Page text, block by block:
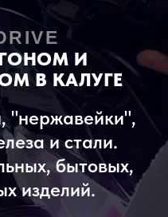
И
В КАЛУГЕ
"нержавейки",
и стали.
бытовых,
изделий.